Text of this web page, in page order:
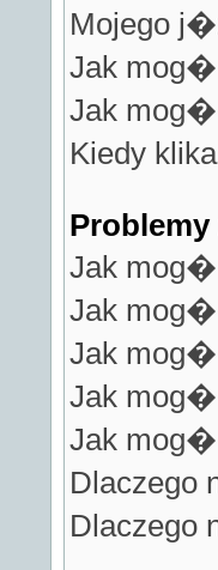
Mojego
Jak
Jak
Kiedy
Problemy
Jak
Jak
Jak mog�
Jak
Jak
Dlaczego
Dlaczego